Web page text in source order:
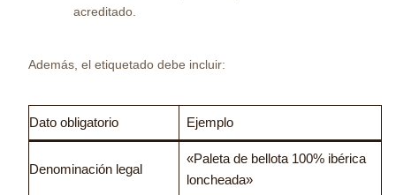
acreditado.
Además, el etiquetado debe incluir:
Dato obligatorio Ejemplo
Denominación legal
«Paleta de bellota 100% ibérica
loncheada»